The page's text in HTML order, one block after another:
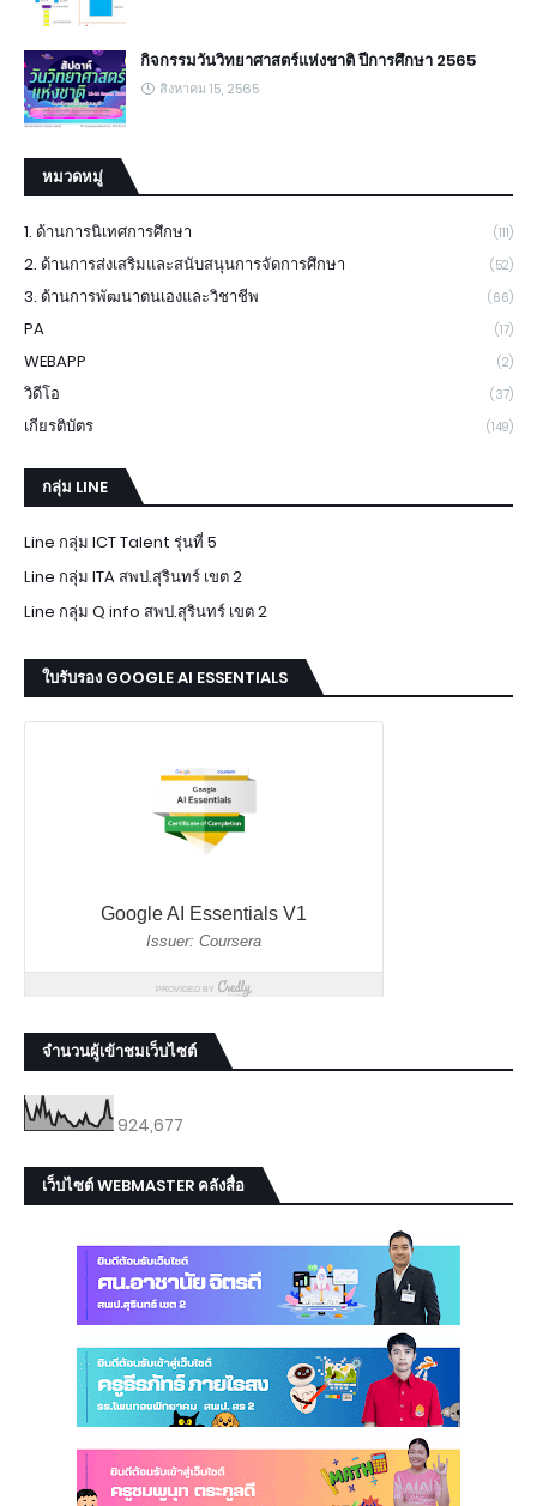
กิจกรรมวันวิทยาศาสตร์แห่งชาติ ปีการศึกษา 2565
สิงหาคม 15, 2565
หมวดหมู่
1. ด้านการนิเทศการศึกษา (111)
2. ด้านการส่งเสริมและสนับสนุนการจัดการศึกษา (52)
3. ด้านการพัฒนาตนเองและวิชาชีพ (66)
PA (17)
WEBAPP (2)
วิดีโอ (37)
เกียรติบัตร (149)
กลุ่ม LINE
Line กลุ่ม ICT Talent รุ่นที่ 5
Line กลุ่ม ITA สพป.สุรินทร์ เขต 2
Line กลุ่ม Q info สพป.สุรินทร์ เขต 2
ใบรับรอง GOOGLE AI ESSENTIALS
จำนวนผู้เข้าชมเว็บไซต์
924,677
เว็บไซต์ WEBMASTER คลังสื่อ